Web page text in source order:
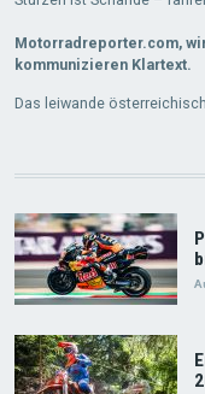
Motorradreporter.com,
kommunizieren Klartext.
Das leiwande